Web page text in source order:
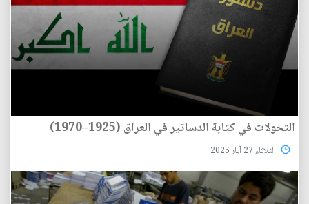
التحولات في كتابة الدساتير في العراق (1925–1970)
الثلاثاء 27 آيار 2025